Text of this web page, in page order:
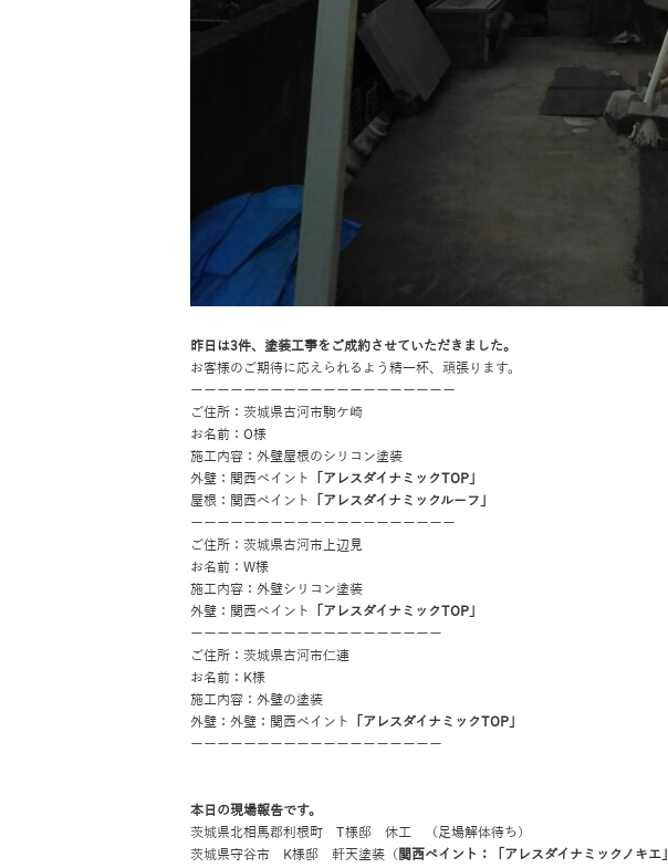
昨日は3件、塗装工事をご成約させていただきました。
お客様のご期待に応えられるよう精一杯、頑張ります。
ーーーーーーーーーーーーーーーーーーーー
ご住所：茨城県古河市駒ケ崎
お名前：O様
施工内容：外壁屋根のシリコン塗装
外壁：関西ペイント
「アレスダイナミックTOP」
屋根：関西ペイント
「アレスダイナミックルーフ」
ーーーーーーーーーーーーーーーーーーーー
ご住所：茨城県古河市上辺見
お名前：W様
施工内容：外壁シリコン塗装
外壁：関西ペイント
「アレスダイナミックTOP」
ーーーーーーーーーーーーーーーーーーー
ご住所：茨城県古河市仁連
お名前：K様
施工内容：外壁の塗装
外壁：外壁：関西ペイント
「アレスダイナミックTOP」
ーーーーーーーーーーーーーーーーーーー
本日の現場報告です。
茨城県北相馬郡利根町 T様邸 休工 （足場解体待ち）
茨城県守谷市 K様邸 軒天塗装（ 関西ペイント：「アレスダイナミックノキエ」